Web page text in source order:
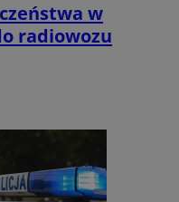
w
radiowozu